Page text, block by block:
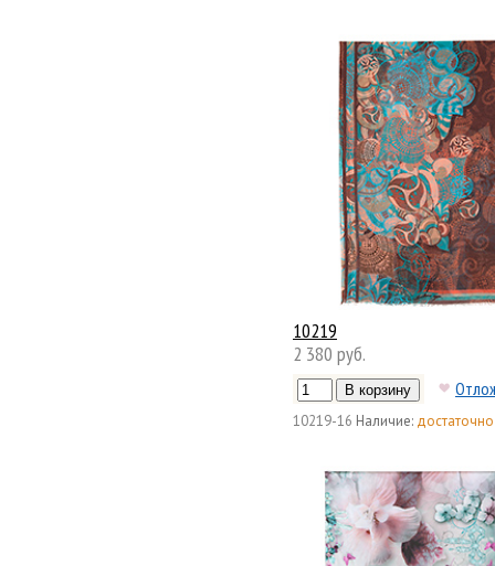
10219
2 380 руб.
10219-16 Наличие: достаточно